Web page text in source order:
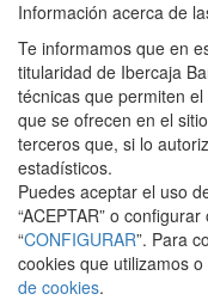
Información acerca de
Te informamos que en
titularidad de Ibercaja
técnicas que permiten
que se ofrecen en el
terceros que, si lo
estadísticos.
Puedes aceptar el uso
“ACEPTAR” o
“CONFIGURAR”. Para
cookies que utilizamos
de cookies.